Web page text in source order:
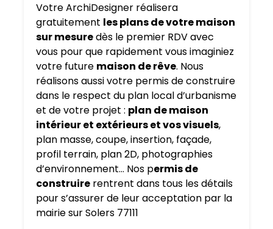
Votre ArchiDesigner réalisera
gratuitement les plans de votre maison
sur mesuredès le premier RDV avec
vous pour que rapidement vous imaginiez
votre future maison de rêve. Nous
réalisons aussi votre permis de construire
dans le respect du plan local d’urbanisme
et de votre projet : plan de maison
intérieur et extérieurs et vos visuels,
plan masse, coupe, insertion, façade,
profil terrain, plan 2D, photographies
d’environnement… Nos permis de
construire rentrent dans tous les détails
pour s’assurer de leur acceptation par la
mairie sur Solers 77111